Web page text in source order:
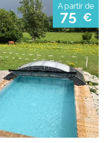
A partir de
75 €